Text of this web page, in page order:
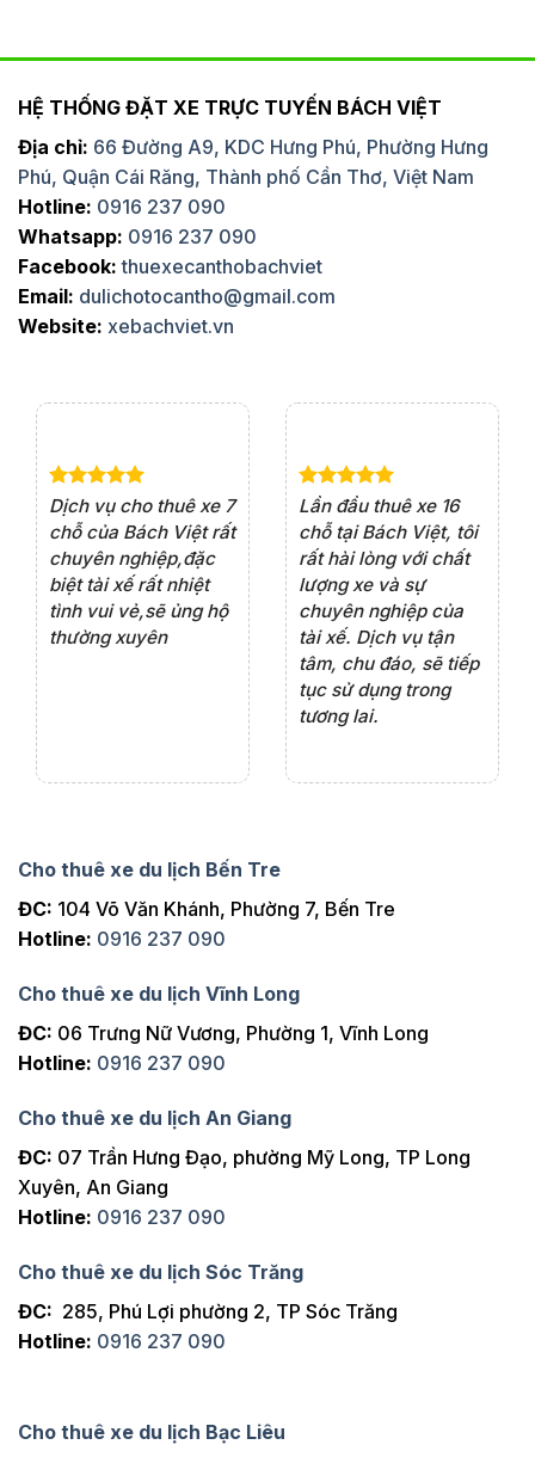
HỆ THỐNG ĐẶT XE TRỰC TUYẾN BÁCH VIỆT
Địa chỉ: 66 Đường A9, KDC Hưng Phú, Phường Hưng
Phú, Quận Cái Răng, Thành phố Cần Thơ, Việt Nam
Hotline: 0916 237 090
Whatsapp: 0916 237 090
Facebook: thuexecanthobachviet
Email: dulichotocantho@gmail.com
Website: xebachviet.vn
Dịch vụ cho thuê xe 7
chỗ của Bách Việt rất
chuyên nghiệp,đặc
biệt tài xế rất nhiệt
tình vui vẻ,sẽ ủng hộ
thường xuyên
Lần đầu thuê xe 16
chỗ tại Bách Việt, tôi
rất hài lòng với chất
lượng xe và sự
chuyên nghiệp của
tài xế. Dịch vụ tận
tâm, chu đáo, sẽ tiếp
tục sử dụng trong
tương lai.
Cho thuê xe du lịch Bến Tre
ĐC: 104 Võ Văn Khánh, Phường 7, Bến Tre
Hotline: 0916 237 090
Cho thuê xe du lịch Vĩnh Long
ĐC: 06 Trưng Nữ Vương, Phường 1, Vĩnh Long
Hotline: 0916 237 090
Cho thuê xe du lịch An Giang
ĐC: 07 Trần Hưng Đạo, phường Mỹ Long, TP Long
Xuyên, An Giang
Hotline: 0916 237 090
Cho thuê xe du lịch Sóc Trăng
ĐC: 285, Phú Lợi phường 2, TP Sóc Trăng
Hotline: 0916 237 090
Cho thuê xe du lịch Bạc Liêu